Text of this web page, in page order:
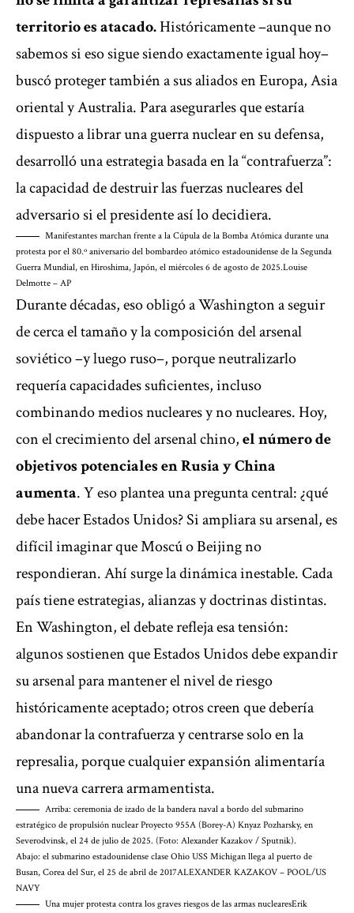
territorio es atacado.Históricamente –aunque no
sabemos si eso sigue siendo exactamente igual hoy–
buscó proteger también a sus aliados en Europa, Asia
oriental y Australia. Para asegurarles que estaría
dispuesto a librar una guerra nuclear en su defensa,
desarrolló una estrategia basada en la “contrafuerza”:
la capacidad de destruir las fuerzas nucleares del
adversario si el presidente así lo decidiera.
Manifestantes marchan frente a la Cúpula de la Bomba Atómica durante una
protesta por el 80.º aniversario del bombardeo atómico estadounidense de la Segunda
Guerra Mundial, en Hiroshima, Japón, el miércoles 6 de agosto de 2025.Louise
Delmotte – AP
Durante décadas, eso obligó a Washington a seguir
de cerca el tamaño y la composición del arsenal
soviético –y luego ruso–, porque neutralizarlo
requería capacidades suficientes, incluso
combinando medios nucleares y no nucleares. Hoy,
con el crecimiento del arsenal chino,el número de
objetivos potenciales en Rusia y China
aumenta. Y eso plantea una pregunta central: ¿qué
debe hacer Estados Unidos? Si ampliara su arsenal, es
difícil imaginar que Moscú o Beijing no
respondieran. Ahí surge la dinámica inestable. Cada
país tiene estrategias, alianzas y doctrinas distintas.
En Washington, el debate refleja esa tensión:
algunos sostienen que Estados Unidos debe expandir
su arsenal para mantener el nivel de riesgo
históricamente aceptado; otros creen que debería
abandonar la contrafuerza y centrarse solo en la
represalia, porque cualquier expansión alimentaría
una nueva carrera armamentista.
Arriba: ceremonia de izado de la bandera naval a bordo del submarino
estratégico de propulsión nuclear Proyecto 955A (Borey-A) Knyaz Pozharsky, en
Severodvinsk, el 24 de julio de 2025. (Foto: Alexander Kazakov / Sputnik).
Abajo: el submarino estadounidense clase Ohio USS Michigan llega al puerto de
Busan, Corea del Sur, el 25 de abril de 2017ALEXANDER KAZAKOV – POOL/US
NAVY
Una mujer protesta contra los graves riesgos de las armas nuclearesErik